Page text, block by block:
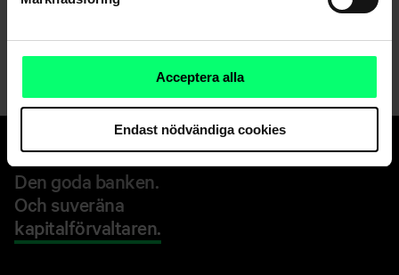
Acceptera alla
Endast nödvändiga cookies
Den goda banken.
Och suveräna
kapitalförvaltaren.